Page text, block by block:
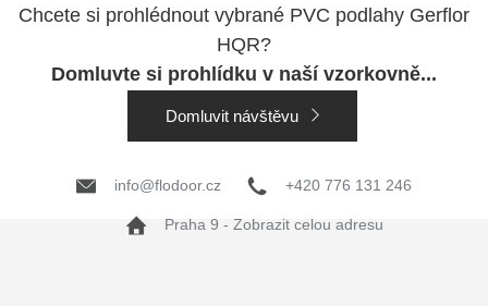
Chcete si prohlédnout vybrané PVC podlahy Gerflor
HQR?
Domluvte si prohlídku v naší vzorkovně...
Domluvit návštěvu
info@flodoor.cz +420 776 131 246
Praha 9 - Zobrazit celou adresu